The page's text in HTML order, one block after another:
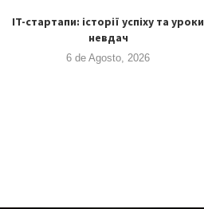
IT-стартапи: історії успіху та уроки
невдач
6 de Agosto, 2026